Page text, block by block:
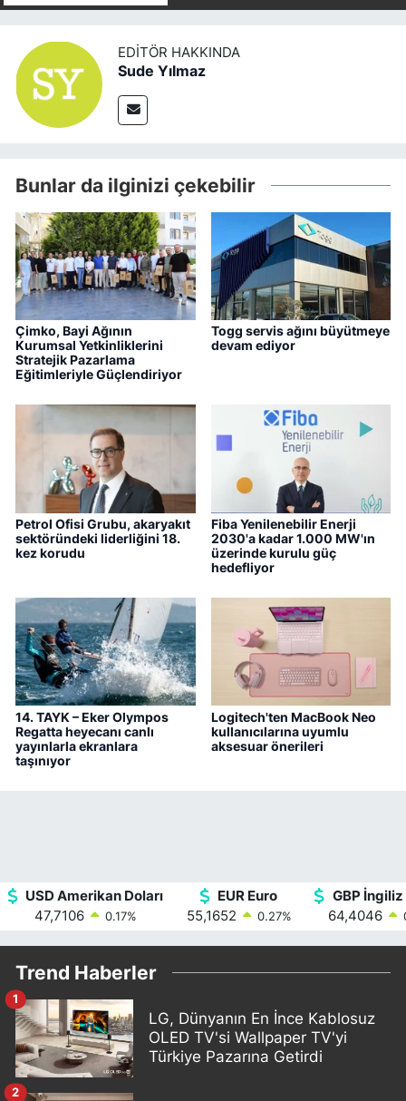
EDITÖR HAKKINDA
Sude Yılmaz
Bunlar da ilginizi çekebilir
Çimko, Bayi Ağının
Kurumsal Yetkinliklerini
Stratejik Pazarlama
Eğitimleriyle Güçlendiriyor
Togg servis ağını büyütmeye
devam ediyor
Petrol Ofisi Grubu, akaryakıt
sektöründeki liderliğini 18.
kez korudu
Fiba Yenilenebilir Enerji
2030'a kadar 1.000 MW'ın
üzerinde kurulu güç
hedefliyor
14. TAYK – Eker Olympos
Regatta heyecanı canlı
yayınlarla ekranlara
taşınıyor
Logitech'ten MacBook Neo
kullanıcılarına uyumlu
aksesuar önerileri
USD Amerikan Doları
47,7106
0.17%
EUR Euro
55,1652
0.27%
GBP
64,4046
Trend Haberler
LG, Dünyanın En İnce Kablosuz
OLED TV'si Wallpaper TV'yi
Türkiye Pazarına Getirdi
1
2